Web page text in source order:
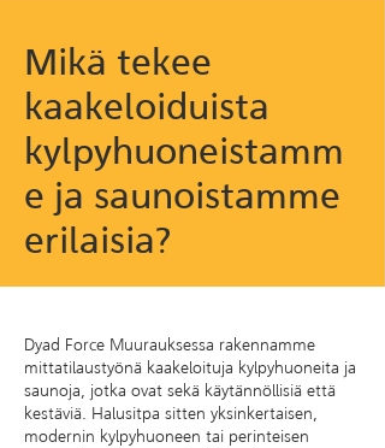
Mikä tekee
kaakeloiduista
kylpyhuoneistamm
e ja saunoistamme
erilaisia?
Dyad Force Muurauksessa rakennamme
mittatilaustyönä kaakeloituja kylpyhuoneita ja
saunoja, jotka ovat sekä käytännöllisiä että
kestäviä. Halusitpa sitten yksinkertaisen,
modernin kylpyhuoneen tai perinteisen